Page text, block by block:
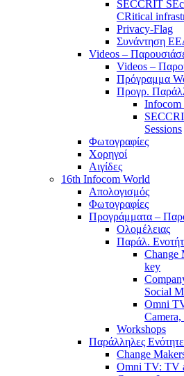
SECCRIT
CRitical
Privacy-Flag
Συνάντηση
Videos –
Videos –
Πρόγραμμα
Προγρ.
Infocom
Sessions
Φωτογραφίες
Χορηγοί
Αιγίδες
16th Infocom World
Απολογισμός
Φωτογραφίες
Προγράμματα –
Ολομέλειας
Παράλ.
Change
key
Social
Omni
Workshops
Παράλληλες
Change
Omni TV: TV